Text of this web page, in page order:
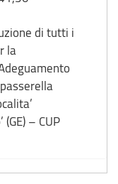
di tutti i
la
– CUP